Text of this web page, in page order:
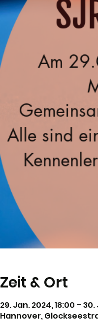
Zeit & Ort
29. Jan. 2024, 18:00 –
Hannover,